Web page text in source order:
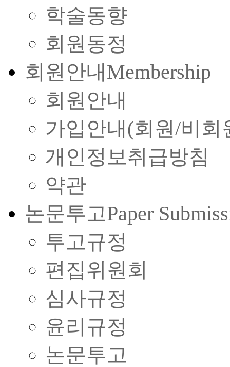
학술동향
회원동정
회원안내Membership
회원안내
가입안내(회원/비회
개인정보취급방침
약관
논문투고Paper
투고규정
편집위원회
심사규정
윤리규정
논문투고